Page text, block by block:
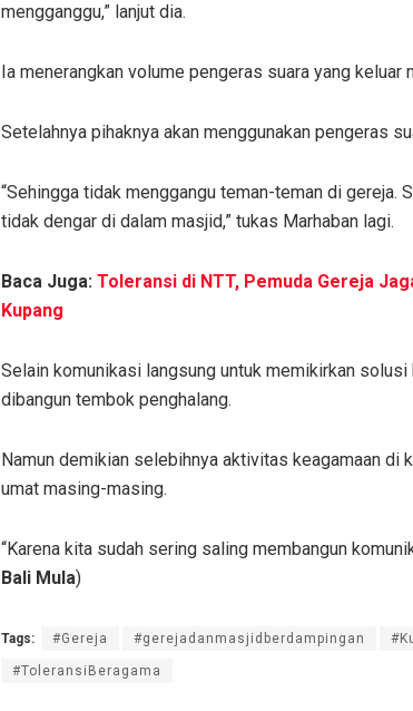
mengganggu,” lanjut dia.
Ia menerangkan volume pengeras suara yang keluar
Setelahnya pihaknya akan menggunakan pengeras
“Sehingga tidak menggangu teman-teman di gereja.
tidak dengar di dalam masjid,” tukas Marhaban lagi.
Baca Juga: Toleransi di NTT, Pemuda Gereja
Kupang
Selain komunikasi langsung untuk memikirkan
dibangun tembok penghalang.
Namun demikian selebihnya aktivitas keagamaan di
umat masing-masing.
“Karena kita sudah sering saling membangun
Bali Mula)
Tags: #Gereja #gerejadanmasjidberdampingan
#ToleransiBeragama